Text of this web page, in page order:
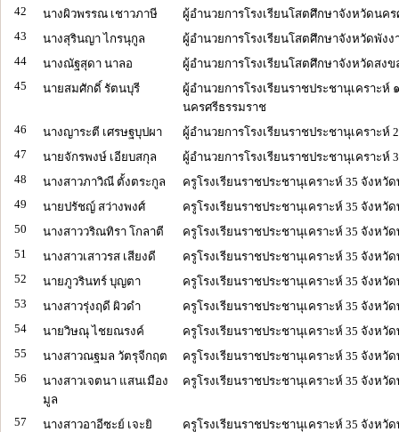
42
นางผิวพรรณ เชาวภาษี
ผู้อำนวยการโรงเรียนโสตศึกษาจังหวัดนค
43
นางสุรินญา ไกรนุกูล
ผู้อำนวยการโรงเรียนโสตศึกษาจังหวัดพังง
44
นางณัฐสุดา นาลอ
ผู้อำนวยการโรงเรียนโสตศึกษาจังหวัดสงข
45
นายสมศักดิ์ รัตนบุรี
ผู้อำนวยการโรงเรียนราชประชานุเคราะห์
นครศรีธรรมราช
46
นางญาระตี เศรษฐบุปผา
ผู้อำนวยการโรงเรียนราชประชานุเคราะห์
47
นายจักรพงษ์ เอียบสกุล
ผู้อำนวยการโรงเรียนราชประชานุเคราะห์
48
นางสาวภาวิณี ตั้งตระกูล
ครูโรงเรียนราชประชานุเคราะห์ 35 จังหวัด
49
นายปรัชญ์ สว่างพงศ์
ครูโรงเรียนราชประชานุเคราะห์ 35 จังหวัด
50
นางสาววริณทิรา โกลาตี
ครูโรงเรียนราชประชานุเคราะห์ 35 จังหวัด
51
นางสาวเสาวรส เสียงดี
ครูโรงเรียนราชประชานุเคราะห์ 35 จังหวัด
52
นายภูวรินทร์ บุญตา
ครูโรงเรียนราชประชานุเคราะห์ 35 จังหวัด
53
นางสาวรุ่งฤดี ผิวดำ
ครูโรงเรียนราชประชานุเคราะห์ 35 จังหวัด
54
นายวิษณุ ไชยณรงค์
ครูโรงเรียนราชประชานุเคราะห์ 35 จังหวัด
55
นางสาวณฐมล วัตรุจีกฤต
ครูโรงเรียนราชประชานุเคราะห์ 35 จังหวัด
56
นางสาวเจตนา แสนเมือง
มูล
ครูโรงเรียนราชประชานุเคราะห์ 35 จังหวัด
57 นางสาวอาอีซะย์ เจะยิ
ครูโรงเรียนราชประชานุเคราะห์ 35 จังหวัด